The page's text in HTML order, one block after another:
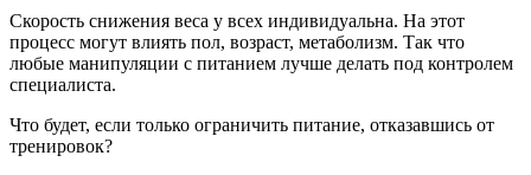
Скорость снижения веса у всех индивидуальна. На этот
процесс могут влиять пол, возраст, метаболизм. Так что
любые манипуляции с питанием лучше делать под контролем
специалиста.
Что будет, если только ограничить питание, отказавшись от
тренировок?